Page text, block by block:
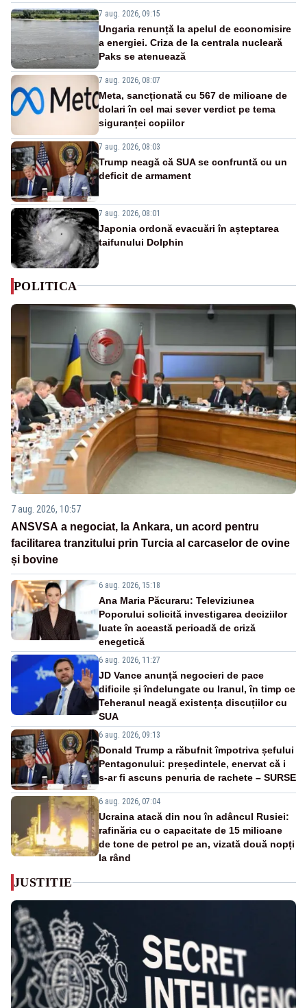
7 aug. 2026, 09:15
Ungaria renunță la apelul de economisire
a energiei. Criza de la centrala nucleară
Paks se atenuează
7 aug. 2026, 08:07
Meta, sancționată cu 567 de milioane de
dolari în cel mai sever verdict pe tema
siguranței copiilor
7 aug. 2026, 08:03
Trump neagă că SUA se confruntă cu un
deficit de armament
7 aug. 2026, 08:01
Japonia ordonă evacuări în așteptarea
taifunului Dolphin
POLITICA
7 aug. 2026, 10:57
ANSVSA a negociat, la Ankara, un acord pentru
facilitarea tranzitului prin Turcia al carcaselor de ovine
și bovine
6 aug. 2026, 15:18
Ana Maria Păcuraru: Televiziunea
Poporului solicită investigarea deciziilor
luate în această perioadă de criză
enegetică
6 aug. 2026, 11:27
JD Vance anunță negocieri de pace
dificile și îndelungate cu Iranul, în timp ce
Teheranul neagă existența discuțiilor cu
SUA
6 aug. 2026, 09:13
Donald Trump a răbufnit împotriva șefului
Pentagonului: președintele, enervat că i
s-ar fi ascuns penuria de rachete – SURSE
6 aug. 2026, 07:04
Ucraina atacă din nou în adâncul Rusiei:
rafinăria cu o capacitate de 15 milioane
de tone de petrol pe an, vizată două nopți
la rând
JUSTITIE